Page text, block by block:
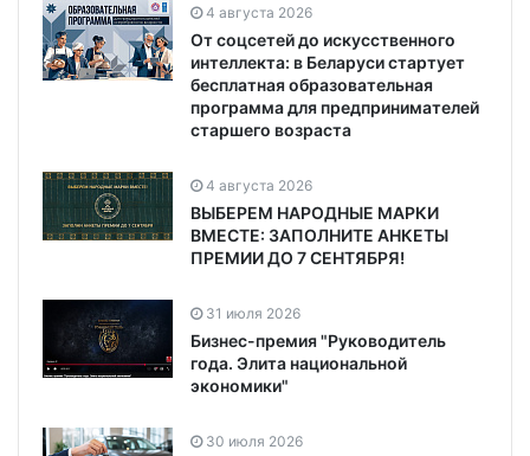
4 августа 2026
От соцсетей до искусственного
интеллекта: в Беларуси стартует
бесплатная образовательная
программа для предпринимателей
старшего возраста
4 августа 2026
ВЫБЕРЕМ НАРОДНЫЕ МАРКИ
ВМЕСТЕ: ЗАПОЛНИТЕ АНКЕТЫ
ПРЕМИИ ДО 7 СЕНТЯБРЯ!
31 июля 2026
Бизнес-премия "Руководитель
года. Элита национальной
экономики"
30 июля 2026